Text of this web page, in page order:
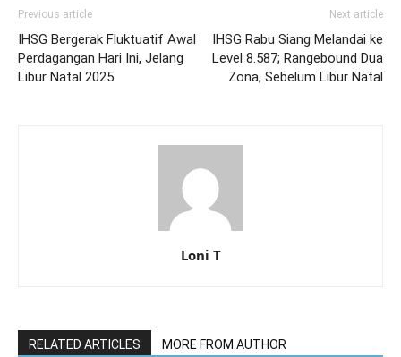
Previous article
IHSG Bergerak Fluktuatif Awal
Perdagangan Hari Ini, Jelang
Libur Natal 2025
Next article
IHSG Rabu Siang Melandai ke
Level 8.587; Rangebound Dua
Zona, Sebelum Libur Natal
Loni T
RELATED ARTICLES MORE FROM AUTHOR